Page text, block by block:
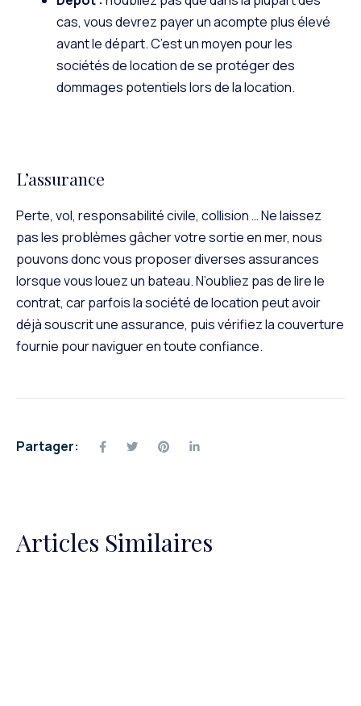
cas, vous devrez payer un acompte plus élevé
avant le départ. C’est un moyen pour les
sociétés de location de se protéger des
dommages potentiels lors de la location.
L’assurance
Perte, vol, responsabilité civile, collision … Ne laissez
pas les problèmes gâcher votre sortie en mer, nous
pouvons donc vous proposer diverses assurances
lorsque vous louez un bateau. N’oubliez pas de lire le
contrat, car parfois la société de location peut avoir
déjà souscrit une assurance, puis vérifiez la couverture
fournie pour naviguer en toute confiance.
Partager:
Articles Similaires